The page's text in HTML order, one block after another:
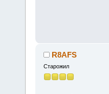
R8AFS
Старожил